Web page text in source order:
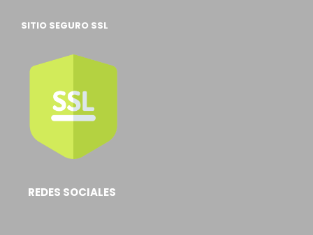
SITIO SEGURO SSL
REDES SOCIALES